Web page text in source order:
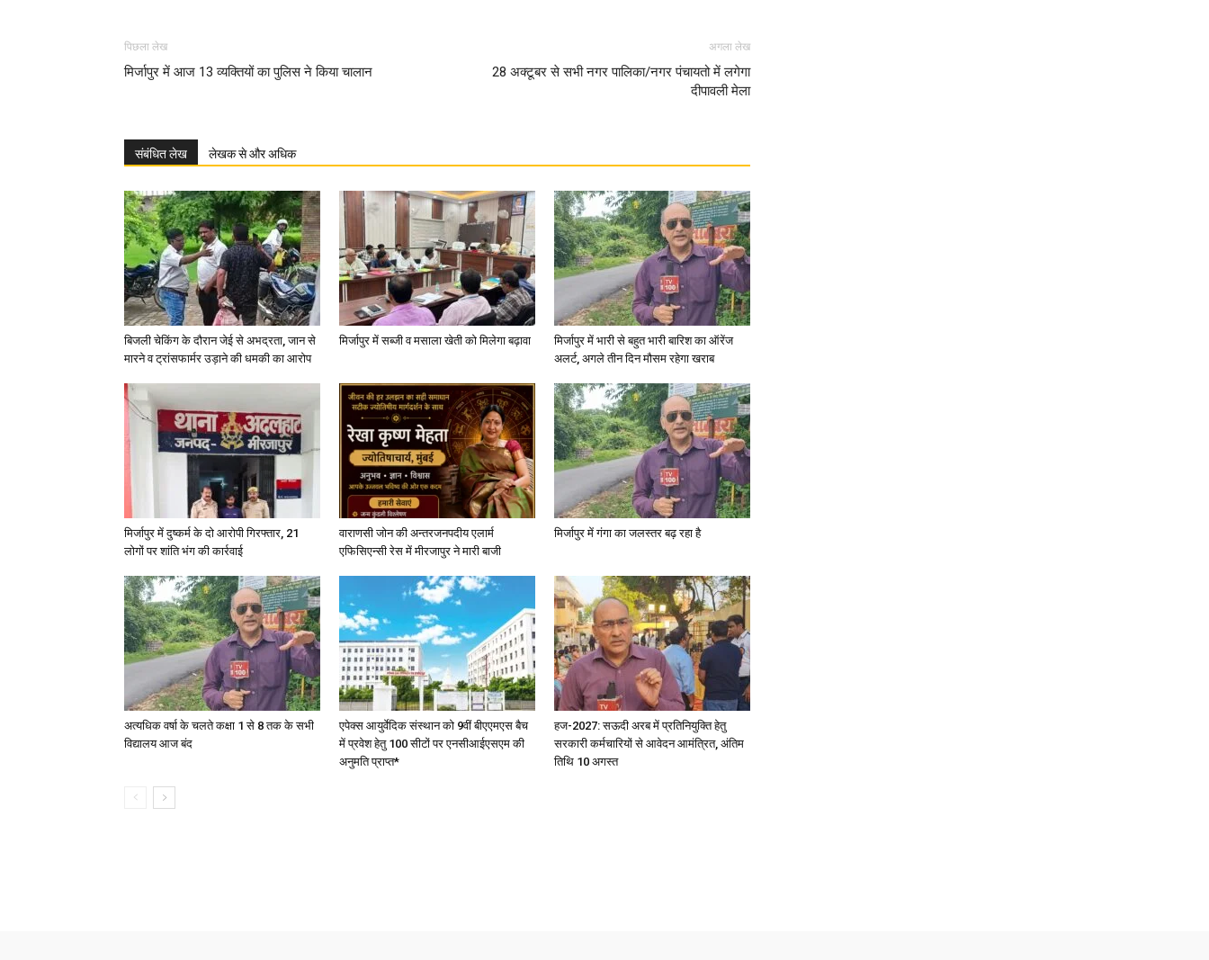
पिछला लेख
मिर्जापुर में आज 13 व्यक्तियों का पुलिस ने किया चालान
अगला लेख
28 अक्टूबर से सभी नगर पालिका/नगर पंचायतो में लगेगा
दीपावली मेला
संबंधित लेख लेखक से और अधिक
बिजली चेकिंग के दौरान जेई से अभद्रता, जान से
मारने व ट्रांसफार्मर उड़ाने की धमकी का आरोप
मिर्जापुर में सब्जी व मसाला खेती को मिलेगा बढ़ावा
मिर्जापुर में भारी से बहुत भारी बारिश का ऑरेंज
अलर्ट, अगले तीन दिन मौसम रहेगा खराब
मिर्जापुर में दुष्कर्म के दो आरोपी गिरफ्तार, 21
लोगों पर शांति भंग की कार्रवाई
वाराणसी जोन की अन्तरजनपदीय एलार्म
एफिसिएन्सी रेस में मीरजापुर ने मारी बाजी
मिर्जापुर में गंगा का जलस्तर बढ़ रहा है
अत्यधिक वर्षा के चलते कक्षा 1 से 8 तक के सभी
विद्यालय आज बंद
एपेक्स आयुर्वेदिक संस्थान को 9वीं बीएएमएस बैच
में प्रवेश हेतु 100 सीटों पर एनसीआईएसएम की
अनुमति प्राप्त*
हज-2027: सऊदी अरब में प्रतिनियुक्ति हेतु
सरकारी कर्मचारियों से आवेदन आमंत्रित, अंतिम
तिथि 10 अगस्त